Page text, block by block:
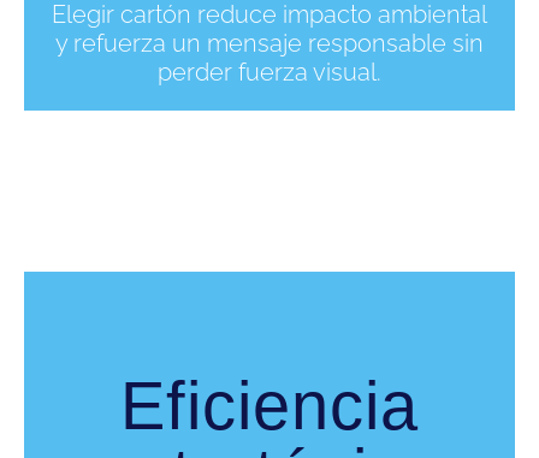
Elegir cartón reduce impacto ambiental
y refuerza un mensaje responsable sin
perder fuerza visual.
Eficiencia